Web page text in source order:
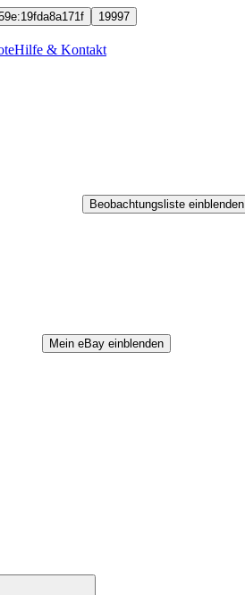
19997
Hilfe & Kontakt
Beobachtungsliste einblenden
Mein eBay einblenden